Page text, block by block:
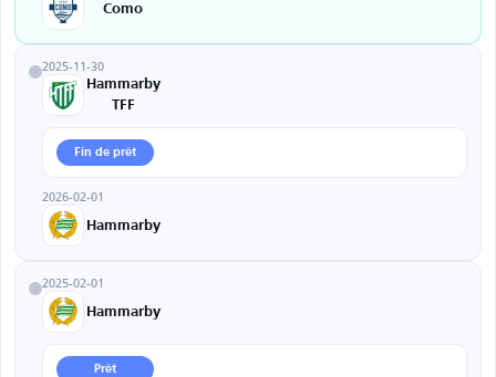
Como
2025-11-30
Hammarby
TFF
Fin de prêt
2026-02-01
Hammarby
2025-02-01
Hammarby
Prêt